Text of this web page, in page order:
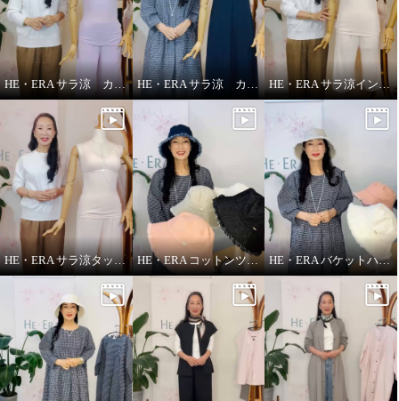
HE・ERA サラ涼 カップ付きインナー HE・ERA サラ涼インナー
HE・ERA サラ涼タッチ ペチパンツ HE・ERA コットンツイル バケットハット HE・ERA バケットハット